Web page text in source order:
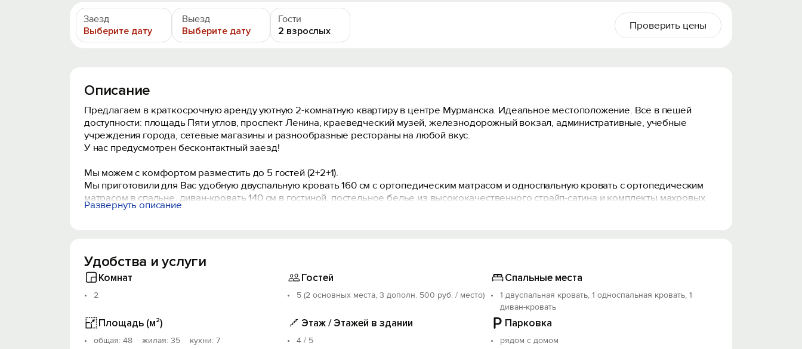
Заезд
Выберите дату
Выезд
Выберите дату
Гости
2 взрослых
Проверить цены
Описание
Предлагаем в краткосрочную аренду уютную 2-комнатную квартиру в центре Мурманска. Идеальное местоположение. Все в пешей
доступности: площадь Пяти углов, проспект Ленина, краеведческий музей, железнодорожный вокзал, административные, учебные
учреждения города, сетевые магазины и разнообразные рестораны на любой вкус.
У нас предусмотрен бесконтактный заезд!
Мы можем с комфортом разместить до 5 гостей (2+2+1).
Мы приготовили для Вас удобную двуспальную кровать 160 см с ортопедическим матрасом и односпальную кровать с ортопедическим
матрасом в спальне, диван-кровать 140 см в гостиной, постельное белье из высококачественного страйп-сатина и комплекты махровых
полотенец, безлимитный wi-fi интернет и Smart TV.
В ванной комнате: гигиенические принадлежности (шампунь, гель для душа, мыло, ватные диски и палочки), фен. Стиральная машина,
утюг, гладильная доска и другие приятные мелочи.
Для Вашего автомобиля во дворе всегда найдется место. Проблем с парковкой нет.
Мы проводим тщательную дезинфекцию после каждого гостя и перед заездом новых гостей! Мы заботимся о каждом госте и делаем
все возможное для комфортного проживания.
Развернуть описание
Удобства и услуги
Комнат
2
Гостей
5 (2 основных места, 3 дополн. 500 руб. / место)
Спальные места
1 двуспальная кровать, 1 односпальная кровать, 1
диван-кровать
Площадь (м²)
oбщая: 48 жилая: 35 кухни: 7
Этаж / Этажей в здании
4 / 5
Парковка
рядом с домом